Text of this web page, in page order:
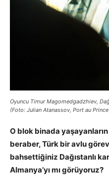
Oyuncu Timur Magomedgadzhiev,
(Foto: Julian Atanassov, Port au
O blok binada
beraber, Türk bir avlu
bahsettiğiniz Dağıstanlı
Almanya’yı mı görüyoruz?